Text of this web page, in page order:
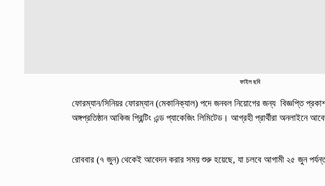
ফাইল ছবি
ফোরম্যান/সিনিয়র ফোরম্যান (মেকানিক্যাল) পদে জনবল নিয়োগের জন্য বিজ্ঞপ্তি
অঙ্গপ্রতিষ্ঠান আকিজ প্রিন্টিং এন্ড প্যাকেজিং লিমিটেড। আগ্রহী প্রার্থীরা অনলাইনে
রোববার (৭ জুন) থেকেই আবেদন করার সময় শুরু হয়েছে, যা চলবে আগামী ২৫ জুন